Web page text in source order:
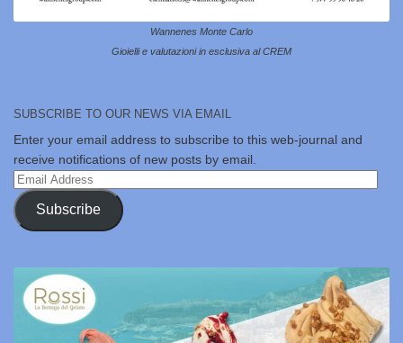
Wannenes Monte Carlo
Gioielli e valutazioni in esclusiva al CREM
SUBSCRIBE TO OUR NEWS VIA EMAIL
Enter your email address to subscribe to this web-journal and
receive notifications of new posts by email.
Email
Address
Subscribe